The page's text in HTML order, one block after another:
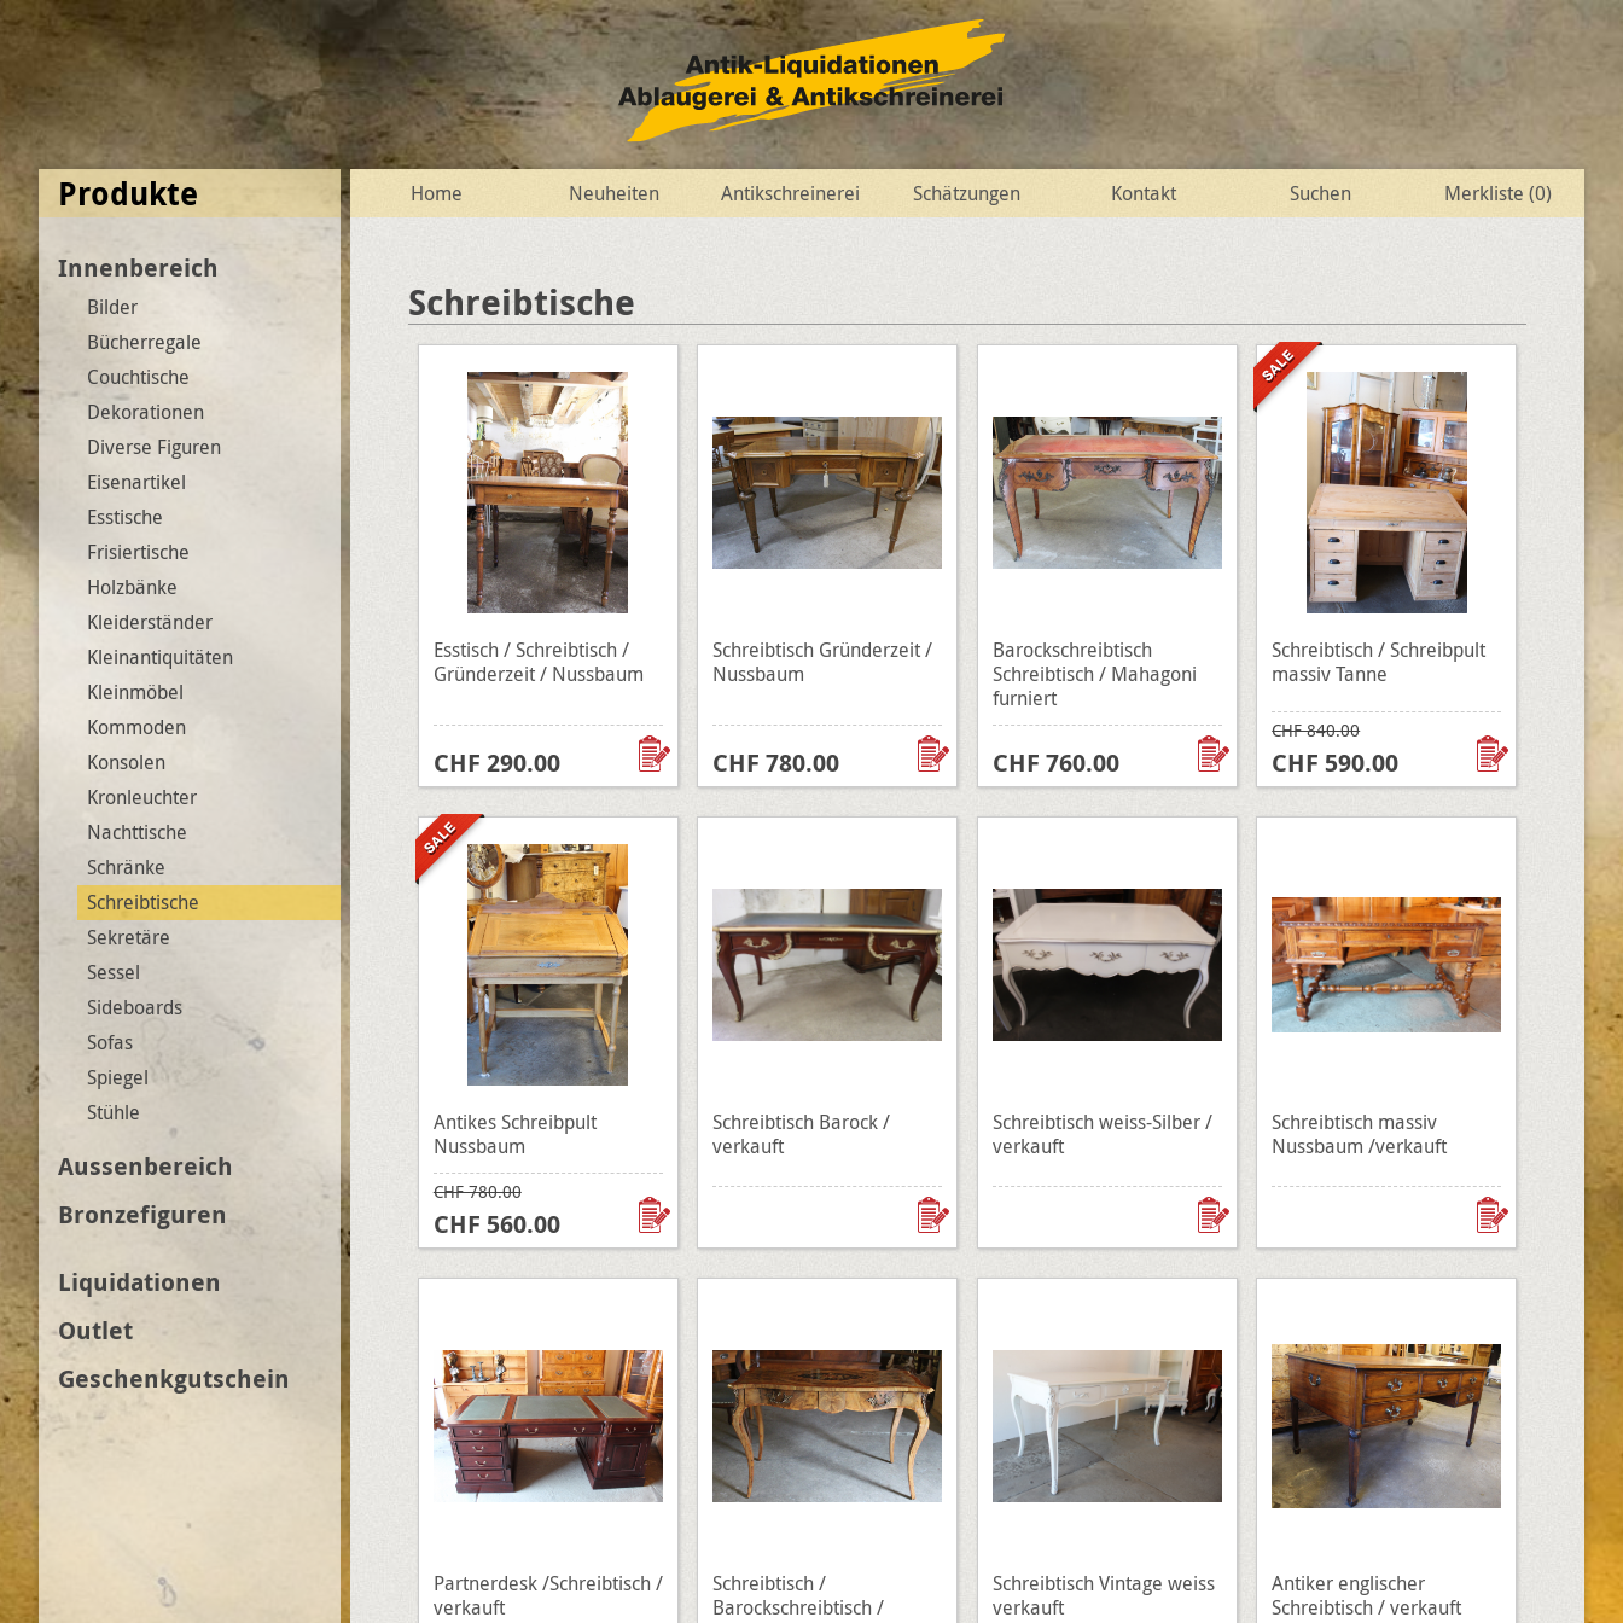
Home Neuheiten Antikschreinerei Schätzungen Kontakt Suchen Merkliste (0)
Schreibtische
Esstisch / Schreibtisch /
Gründerzeit / Nussbaum
CHF 290.00
Schreibtisch Gründerzeit /
Nussbaum
CHF 780.00
Barockschreibtisch
Schreibtisch / Mahagoni
furniert
CHF 760.00
Schreibtisch / Schreibpult
massiv Tanne
CHF 840.00
CHF 590.00
Antikes Schreibpult
Nussbaum
CHF 780.00
CHF 560.00
Schreibtisch Barock /
verkauft
Schreibtisch weiss-Silber /
verkauft
Schreibtisch massiv
Nussbaum /verkauft
Partnerdesk /Schreibtisch /
verkauft
Schreibtisch /
Barockschreibtisch /
Schreibtisch Vintage weiss
verkauft
Antiker englischer
Schreibtisch / verkauft
Produkte
Aussenbereich
Bronzefiguren
Innenbereich
Bilder
Bücherregale
Couchtische
Dekorationen
Diverse Figuren
Eisenartikel
Esstische
Frisiertische
Kleiderständer
Kleinantiquitäten
Holzbänke
Kleinmöbel
Kommoden
Konsolen
Kronleuchter
Nachttische
Schränke
Schreibtische
Sekretäre
Sessel
Sideboards
Sofas
Spiegel
Stühle
Liquidationen
Outlet
Geschenkgutschein